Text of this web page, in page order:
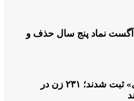
شبکه حرکت زنان: ۱۵ آگست نماد پنج سال حذف و
قتل‌هایی که «خودکشی» ثبت شدند؛ ۲۳۱ زن در